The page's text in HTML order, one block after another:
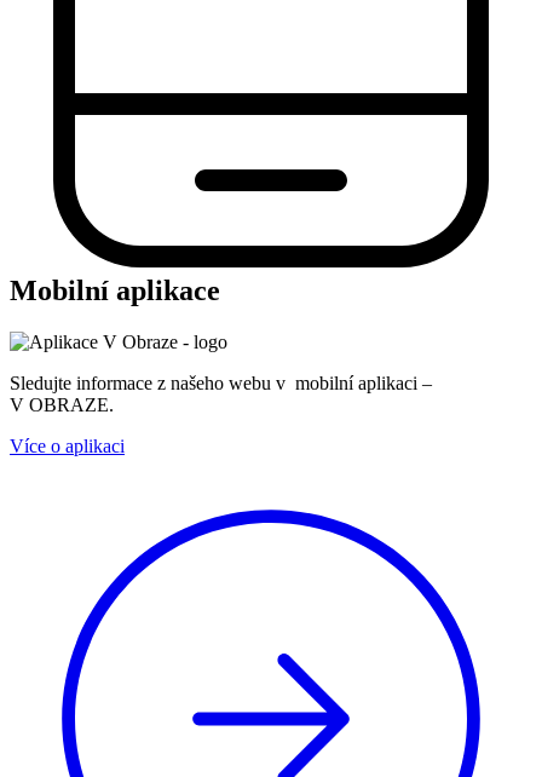
Mobilní aplikace
Sledujte informace z našeho webu v mobilní aplikaci –
V OBRAZE.
Více o aplikaci